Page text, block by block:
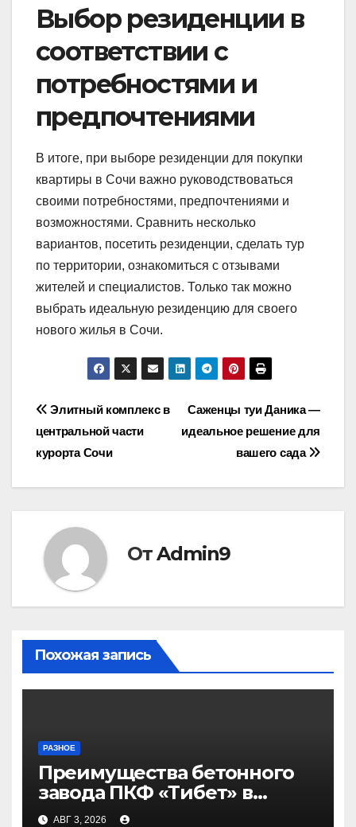
Выбор резиденции в
соответствии с
потребностями и
предпочтениями
В итоге, при выборе резиденции для покупки
квартиры в Сочи важно руководствоваться
своими потребностями, предпочтениями и
возможностями. Сравнить несколько
вариантов, посетить резиденции, сделать тур
по территории, ознакомиться с отзывами
жителей и специалистов. Только так можно
выбрать идеальную резиденцию для своего
нового жилья в Сочи.
Навигация
по
записям
Саженцы туи Даника —
идеальное решение для
вашего сада
Элитный комплекс в
центральной части
курорта Сочи
ОтAdmin9
Похожая запись
РАЗНОЕ
Преимущества бетонного
завода ПКФ «Тибет» в
Волгограде и Волжском
АВГ 3, 2026